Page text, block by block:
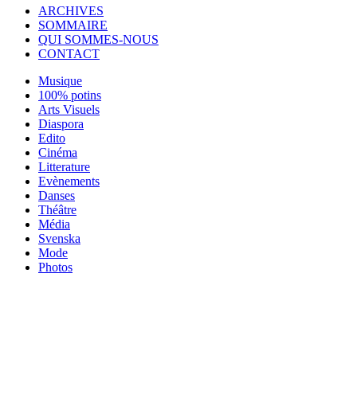
ARCHIVES
SOMMAIRE
QUI SOMMES-NOUS
CONTACT
Musique
100% potins
Arts Visuels
Diaspora
Edito
Cinéma
Litterature
Evènements
Danses
Théâtre
Média
Svenska
Mode
Photos